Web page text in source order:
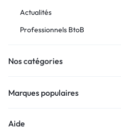
Actualités
Professionnels BtoB
Nos catégories
Marques populaires
Aide